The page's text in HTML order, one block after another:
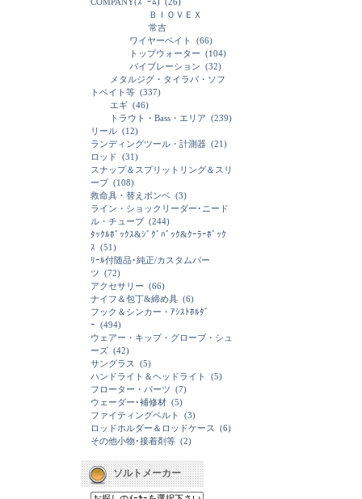
ＢＩＯＶＥＸ
常吉
ワイヤーベイト
(66)
トップウォーター (104)
バイブレーション (32)
メタルジグ・タイラバ・ソフ
トベイト等 (337)
エギ (46)
トラウト・Bass・エリア (239)
リール (12)
ランディングツール・計測器 (21)
ロッド (31)
スナップ＆スプリットリング＆スリ
ーブ (108)
救命具・替えボンベ (3)
ライン・ショックリーダー･ニード
ル・チューブ (244)
ﾀｯｸﾙﾎﾞｯｸｽ&ｼﾞｸﾞﾊﾞｯｸ&ｸｰﾗｰﾎﾞｯｸ
ｽ (51)
ﾘｰﾙ付随品･純正/カスタムパー
ツ (72)
アクセサリー (66)
ナイフ＆包丁&締め具 (6)
フック＆シンカー・ｱｼｽﾄﾎﾙﾀﾞ
ｰ (494)
ウェアー・キップ・グローブ・シュ
ーズ (42)
サングラス
(5)
ハンドライト＆ヘッドライト
(5)
フローター・パーツ (7)
ウェーダー･補修材 (5)
ファイティングベルト
(3)
ロッドホルダー＆ロッドケース
(6)
その他小物･接着剤等 (2)
ソルトメーカー